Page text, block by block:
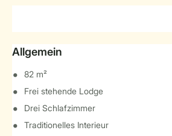
Allgemein
82 m²
Frei stehende Lodge
Drei Schlafzimmer
Traditionelles Interieur